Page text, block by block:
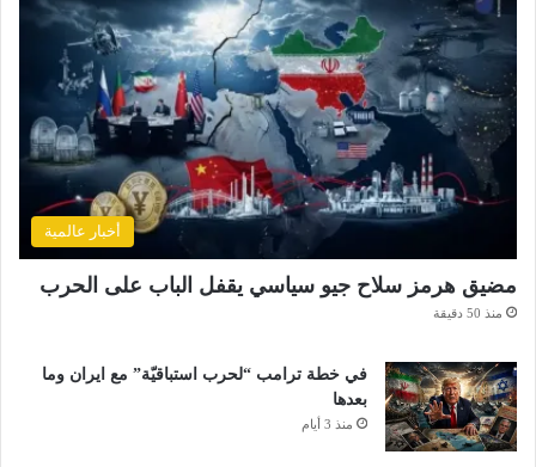
أخبار عالمية
مضيق هرمز سلاح جيو سياسي يقفل الباب على الحرب
منذ 50 دقيقة
في خطة ترامب “لحرب استباقيّة” مع ايران وما
بعدها
منذ 3 أيام